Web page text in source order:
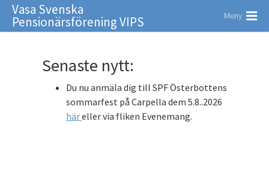
Vasa Svenska
Pensionärsförening VIPS Meny
Senaste nytt:
Du nu anmäla dig till SPF Österbottens
sommarfest på Carpella dem 5.8..2026
häreller via fliken Evenemang.